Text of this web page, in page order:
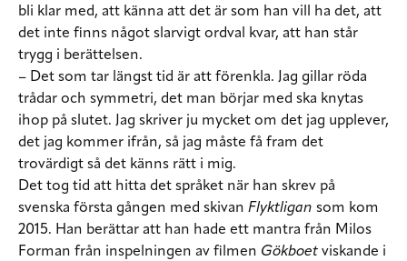
bli klar med, att känna att det är som han vill ha det, att
det inte finns något slarvigt ordval kvar, att han står
trygg i berättelsen.
– Det som tar längst tid är att förenkla. Jag gillar röda
trådar och symmetri, det man börjar med ska knytas
ihop på slutet. Jag skriver ju mycket om det jag upplever,
det jag kommer ifrån, så jag måste få fram det
trovärdigt så det känns rätt i mig.
Det tog tid att hitta det språket när han skrev på
svenska första gången med skivan Flyktligan som kom
2015. Han berättar att han hade ett mantra från Milos
Forman från inspelningen av filmen Gökboet viskande i